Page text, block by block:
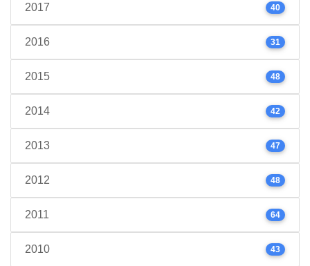
2017 40
2016 31
2015 48
2014 42
2013 47
2012 48
2011 64
2010 43